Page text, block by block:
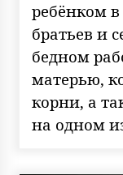
ребёнком
братьев и
бедном
матерью,
корни, а
на одном